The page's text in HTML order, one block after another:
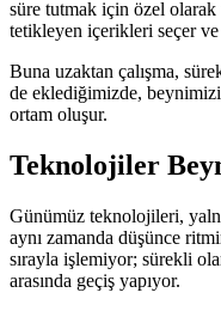
süre tutmak için özel olarak
tetikleyen içerikleri seçer ve
Buna uzaktan çalışma,
de eklediğimizde,
ortam oluşur.
Teknolojiler
Günümüz teknolojileri,
aynı zamanda düşünce
sırayla işlemiyor; sürekli
arasında geçiş yapıyor.